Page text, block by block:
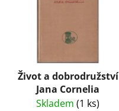
Život a dobrodružství
Jana Cornelia
Skladem (1 ks)